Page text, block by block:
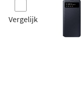
Vergelijk